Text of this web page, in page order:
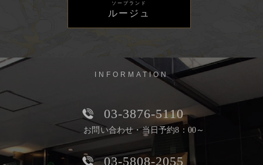
ソープランド
ルージュ
INFORMATION
03-3876-5110
お問い合わせ・当日予約8：00～
03-5808-2055